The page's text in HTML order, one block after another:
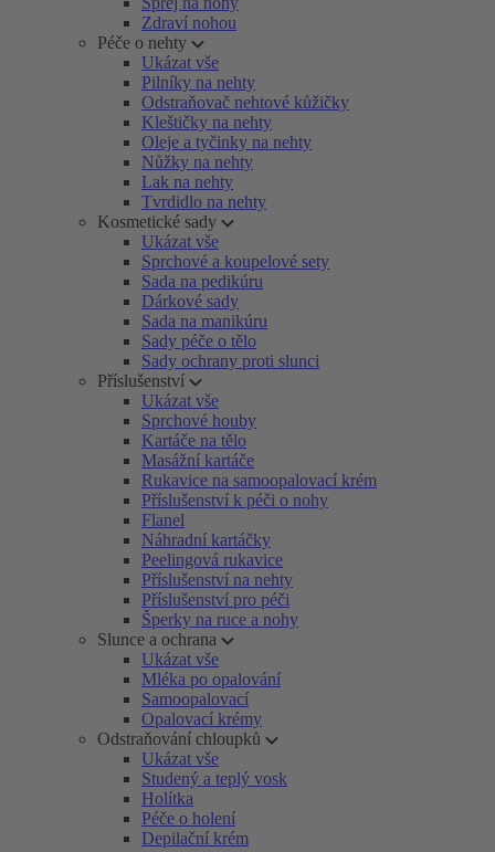
Zdraví nohou
Péče o nehty
Ukázat vše
Pilníky na nehty
Odstraňovač nehtové kůžičky
Kleštičky na nehty
Oleje a tyčinky na nehty
Nůžky na nehty
Lak na nehty
Tvrdidlo na nehty
Kosmetické sady
Ukázat vše
Sprchové a koupelové sety
Sada na pedikúru
Dárkové sady
Sada na manikúru
Sady péče o tělo
Sady ochrany proti slunci
Příslušenství
Ukázat vše
Sprchové houby
Kartáče na tělo
Masážní kartáče
Rukavice na samoopalovací krém
Příslušenství k péči o nohy
Flanel
Náhradní kartáčky
Peelingová rukavice
Příslušenství na nehty
Příslušenství pro péči
Šperky na ruce a nohy
Slunce a ochrana
Ukázat vše
Mléka po opalování
Samoopalovací
Opalovací krémy
Odstraňování chloupků
Ukázat vše
Studený a teplý vosk
Holítka
Péče o holení
Depilační krém